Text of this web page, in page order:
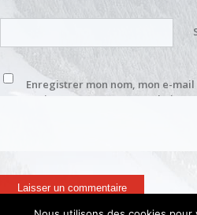
Enregistrer mon nom, mon e-
navigateur pour mon prochain